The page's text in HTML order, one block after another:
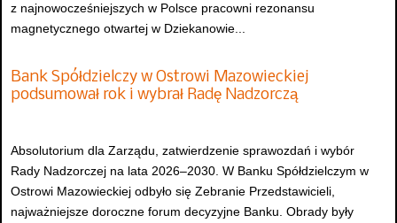
z najnowocześniejszych w Polsce pracowni rezonansu
magnetycznego otwartej w Dziekanowie...
Bank Spółdzielczy w Ostrowi Mazowieckiej
podsumował rok i wybrał Radę Nadzorczą
Absolutorium dla Zarządu, zatwierdzenie sprawozdań i wybór
Rady Nadzorczej na lata 2026–2030. W Banku Spółdzielczym w
Ostrowi Mazowieckiej odbyło się Zebranie Przedstawicieli,
najważniejsze doroczne forum decyzyjne Banku. Obrady były